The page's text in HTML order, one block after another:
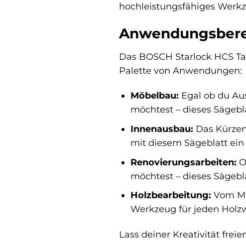
hochleistungsfähiges
Das BOSCH Starlock HCS
Palette von Anwendungen:
Möbelbau: Egal ob du
möchtest – dieses
Innenausbau: Das
mit diesem Sägeblatt ein
Renovierungsarbeiten:
möchtest – dieses
Holzbearbeitung: Vom
Werkzeug für jeden
Lass deiner Kreativität